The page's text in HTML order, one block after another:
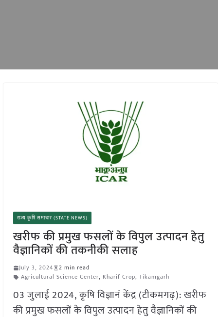
राज्य कृषि समाचार (STATE NEWS)
खरीफ की प्रमुख फसलों के विपुल उत्पादन हेतु
वैज्ञानिकों की तकनीकी सलाह
July 3, 2024
2 min read
Agricultural Science Center, Kharif Crop, Tikamgarh
03 जुलाई 2024, कृषि विज्ञानं केंद्र (टीकमगढ़): खरीफ
की प्रमुख फसलों के विपुल उत्पादन हेतु वैज्ञानिकों की